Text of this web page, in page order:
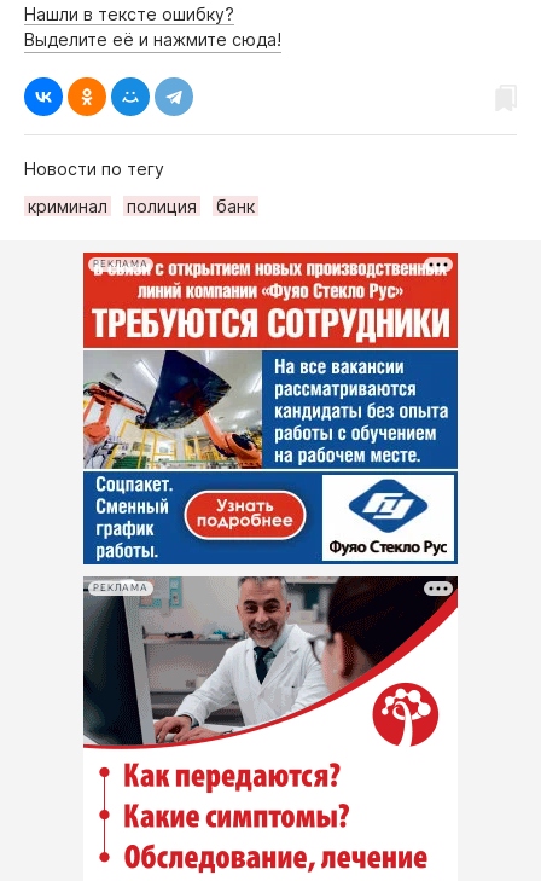
Нашли в тексте ошибку?
Выделите её и нажмите сюда!
Новости по тегу
криминал
полиция банк
РЕКЛАМА
РЕКЛАМА